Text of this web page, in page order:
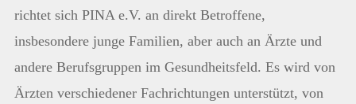
richtet sich PINA e.V. an direkt Betroffene,
insbesondere junge Familien, aber auch an Ärzte und
andere Berufsgruppen im Gesundheitsfeld. Es wird von
Ärzten verschiedener Fachrichtungen unterstützt, von